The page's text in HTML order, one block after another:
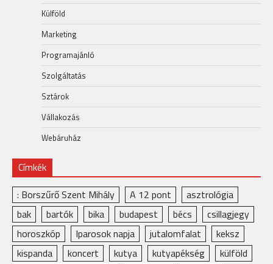
Külföld
Marketing
Programajánló
Szolgáltatás
Sztárok
Vállakozás
Webáruház
Címkék
: Borszűrő Szent Mihály
A 12 pont
asztrológia
bak
bartók bika budapest bécs
csillagjegy
horoszkóp
Iparosok napja jutalomfalat
keksz
kispanda
koncert kutya kutyapékség
külföld